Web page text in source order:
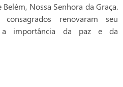
Nossa Senhora da Graça.
renovaram seu
a importância da paz e da